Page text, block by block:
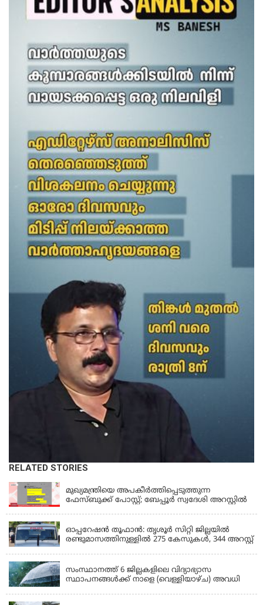
RELATED STORIES
KERALA
മുഖ്യമന്ത്രിയെ അപകീർത്തിപ്പെടുത്തുന്ന
ഫേസ്‌ബുക്ക് പോസ്റ്റ്; ബേപ്പൂർ സ്വദേശി അറസ്റ്റിൽ
ഓപ്പറേഷൻ തൂഫാൻ: തൃശൂർ സിറ്റി ജില്ലയിൽ
രണ്ടുമാസത്തിനുള്ളിൽ 275 കേസുകൾ, 344 അറസ്റ്റ്
സംസ്ഥാനത്ത് 6 ജില്ലകളിലെ വിദ്യാഭ്യാസ
സ്ഥാപനങ്ങൾക്ക് നാളെ (വെള്ളിയാഴ്ച) അവധി